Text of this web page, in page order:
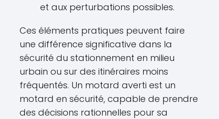
et aux perturbations possibles.
Ces éléments pratiques peuvent faire
une différence significative dans la
sécurité du stationnement en milieu
urbain ou sur des itinéraires moins
fréquentés. Un motard averti est un
motard en sécurité, capable de prendre
des décisions rationnelles pour sa